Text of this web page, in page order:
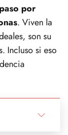
por
. Viven la
son su
Incluso si eso